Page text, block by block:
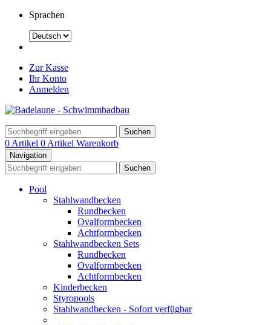
Sprachen
Zur Kasse
Ihr Konto
Anmelden
Suchen
0 Artikel 0 Artikel Warenkorb
Navigation
Suchen
Pool
Stahlwandbecken
Rundbecken
Ovalformbecken
Achtformbecken
Stahlwandbecken Sets
Rundbecken
Ovalformbecken
Achtformbecken
Kinderbecken
Styropools
Stahlwandbecken - Sofort verfügbar